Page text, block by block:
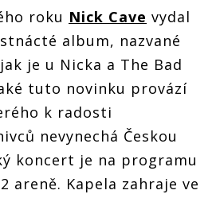
roku Nick Cave vydal
album, nazvané
je u Nicka a The Bad
tuto novinku provází
k radosti
nevynechá Českou
koncert je na programu
areně. Kapela zahraje ve